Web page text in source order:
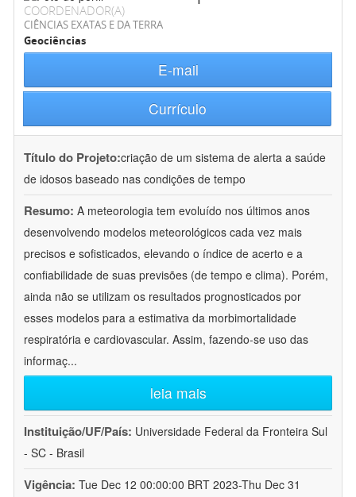
COORDENADOR(A)
CIÊNCIAS EXATAS E DA TERRA
Geociências
E-mail
Currículo
Título do Projeto:criação de um sistema de alerta a saúde
de idosos baseado nas condições de tempo
Resumo: A meteorologia tem evoluído nos últimos anos
desenvolvendo modelos meteorológicos cada vez mais
precisos e sofisticados, elevando o índice de acerto e a
confiabilidade de suas previsões (de tempo e clima). Porém,
ainda não se utilizam os resultados prognosticados por
esses modelos para a estimativa da morbimortalidade
respiratória e cardiovascular. Assim, fazendo-se uso das
informaç...
leia mais
Instituição/UF/País: Universidade Federal da Fronteira Sul
- SC - Brasil
Vigência: Tue Dec 12 00:00:00 BRT 2023-Thu Dec 31